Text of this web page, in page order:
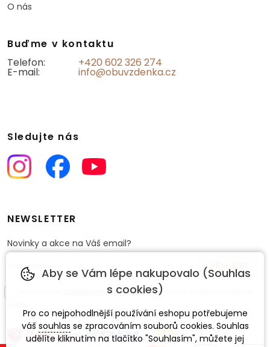
O nás
Buďme v kontaktu
Telefon:
+420 602 326 274
E-mail: info@obuvzdenka.cz
Sledujte nás
NEWSLETTER
Novinky a akce na Váš email?
zpracováním osobních údajůpro účely zasílání obchodního
Aby se Vám lépe nakupovalo (Souhlas
s cookies)
Pro co nejpohodlnější používání eshopu potřebujeme
váš souhlas se zpracováním souborů cookies. Souhlas
udělíte kliknutím na tlačítko "Souhlasím", můžete jej